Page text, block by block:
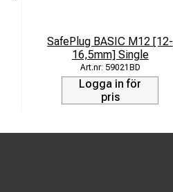
SafePlug BASIC M12 [12-
16,5mm] Single
59021BD
Logga in för
pris